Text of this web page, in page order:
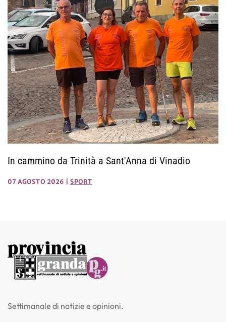
In cammino da Trinità a Sant'Anna di Vinadio
07 AGOSTO 2026 SPORT
Settimanale di notizie e opinioni.